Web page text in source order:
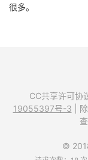
很多。
CC共享许可协
19055397号-3 |
©